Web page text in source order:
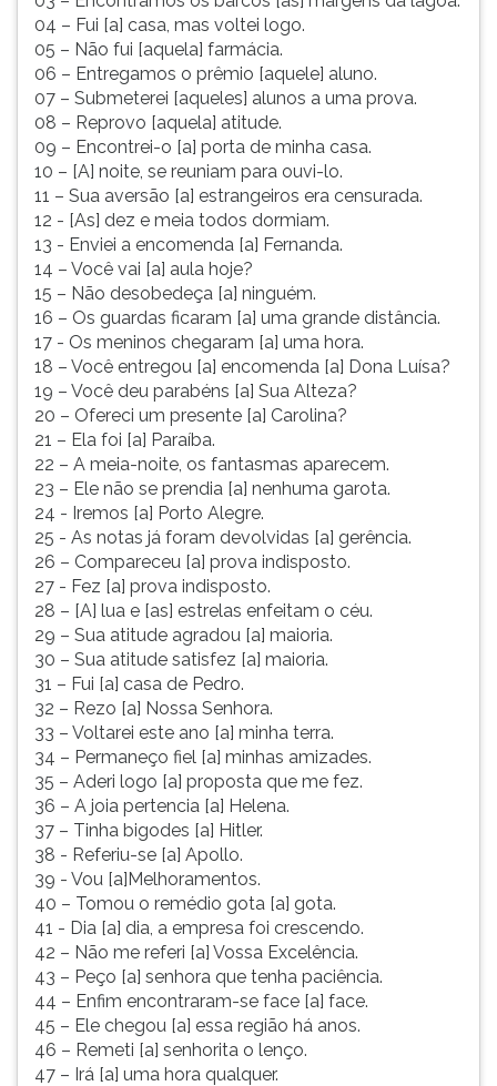
04 – Fui [a] casa, mas voltei logo.
05 – Não fui [aquela] farmácia.
06 – Entregamos o prêmio [aquele] aluno.
07 – Submeterei [aqueles] alunos a uma prova.
08 – Reprovo [aquela] atitude.
09 – Encontrei-o [a] porta de minha casa.
10 – [A] noite, se reuniam para ouvi-lo.
11 – Sua aversão [a] estrangeiros era censurada.
12 - [As] dez e meia todos dormiam.
13 - Enviei a encomenda [a] Fernanda.
14 – Você vai [a] aula hoje?
15 – Não desobedeça [a] ninguém.
16 – Os guardas ficaram [a] uma grande distância.
17 - Os meninos chegaram [a] uma hora.
18 – Você entregou [a] encomenda [a] Dona Luísa?
19 – Você deu parabéns [a] Sua Alteza?
20 – Ofereci um presente [a] Carolina?
21 – Ela foi [a] Paraíba.
22 – A meia-noite, os fantasmas aparecem.
23 – Ele não se prendia [a] nenhuma garota.
24 - Iremos [a] Porto Alegre.
25 - As notas já foram devolvidas [a] gerência.
26 – Compareceu [a] prova indisposto.
27 - Fez [a] prova indisposto.
28 – [A] lua e [as] estrelas enfeitam o céu.
29 – Sua atitude agradou [a] maioria.
30 – Sua atitude satisfez [a] maioria.
31 – Fui [a] casa de Pedro.
32 – Rezo [a] Nossa Senhora.
33 – Voltarei este ano [a] minha terra.
34 – Permaneço fiel [a] minhas amizades.
35 – Aderi logo [a] proposta que me fez.
36 – A joia pertencia [a] Helena.
37 – Tinha bigodes [a] Hitler.
38 - Referiu-se [a] Apollo.
39 - Vou [a]Melhoramentos.
40 – Tomou o remédio gota [a] gota.
41 - Dia [a] dia, a empresa foi crescendo.
42 – Não me referi [a] Vossa Excelência.
43 – Peço [a] senhora que tenha paciência.
44 – Enfim encontraram-se face [a] face.
45 – Ele chegou [a] essa região há anos.
46 – Remeti [a] senhorita o lenço.
47 – Irá [a] uma hora qualquer.